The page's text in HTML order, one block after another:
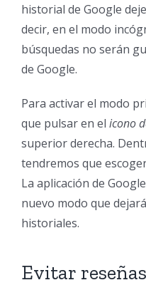
historial de Google
decir, en el modo
búsquedas no serán
de Google.
Para activar el modo
que pulsar en el icono
superior derecha.
tendremos que
La aplicación de
nuevo modo que
historiales.
Evitar reseñas